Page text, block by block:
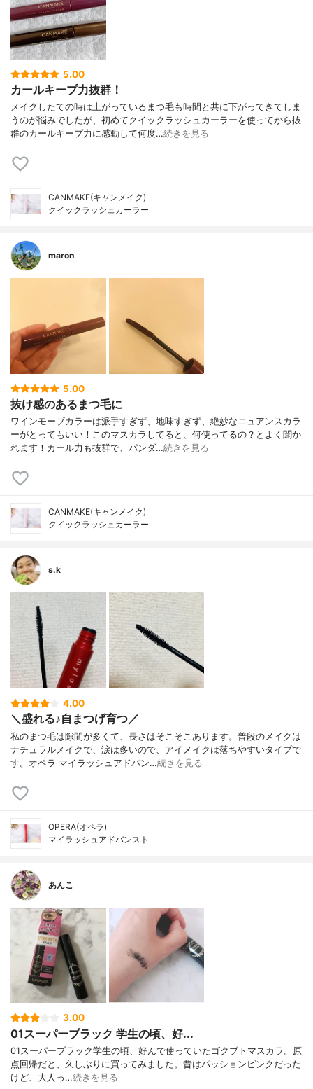
5.00
カールキープ力抜群！
メイクしたての時は上がっているまつ毛も時間と共に下がってきてしま
うのが悩みでしたが、初めてクイックラッシュカーラーを使ってから抜
群のカールキープ力に感動して何度…続きを見る
CANMAKE(キャンメイク)
クイックラッシュカーラー
maron
5.00
抜け感のあるまつ毛に
ワインモーブカラーは派手すぎず、地味すぎず、絶妙なニュアンスカラ
ーがとってもいい！このマスカラしてると、何使ってるの？とよく聞か
れます！カール力も抜群で、パンダ…続きを見る
CANMAKE(キャンメイク)
クイックラッシュカーラー
s.k
4.00
＼盛れる♪自まつげ育つ／
私のまつ毛は隙間が多くて、長さはそこそこあります。普段のメイクは
ナチュラルメイクで、涙は多いので、アイメイクは落ちやすいタイプで
す。オペラ マイラッシュアドバン…続きを見る
OPERA(オペラ)
マイラッシュアドバンスト
あんこ
3.00
01スーパーブラック 学生の頃、好...
01スーパーブラック学生の頃、好んで使っていたゴクブトマスカラ。原
点回帰だと、久しぶりに買ってみました。昔はパッションピンクだった
けど、大人っ…続きを見る